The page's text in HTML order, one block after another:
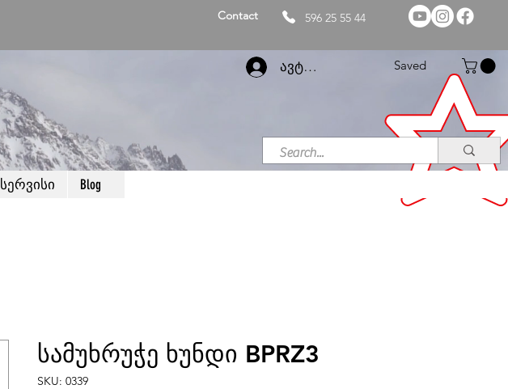
Contact 596 25 55 44
ავტორიზაცია Saved
სერვისი Blog
სამუხრუჭე ხუნდი BPRZ3
SKU: 0339